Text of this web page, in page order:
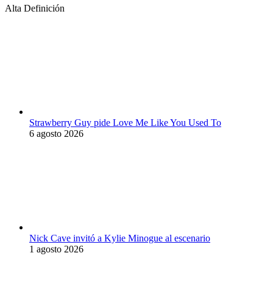
Alta Definición
Strawberry Guy pide Love Me Like You Used To
6 agosto 2026
Nick Cave invitó a Kylie Minogue al escenario
1 agosto 2026